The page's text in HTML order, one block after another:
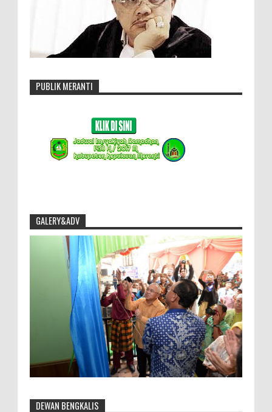
PUBLIK MERANTI
GALERY&ADV
DEWAN BENGKALIS